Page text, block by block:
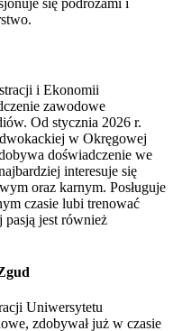
i Ekonomii
zawodowe
Od stycznia 2026 r.
w Okręgowej
doświadczenie we
interesuje się
oraz karnym. Posługuje
czasie lubi trenować
pasją jest również
Uniwersytetu
zdobywał już w czasie